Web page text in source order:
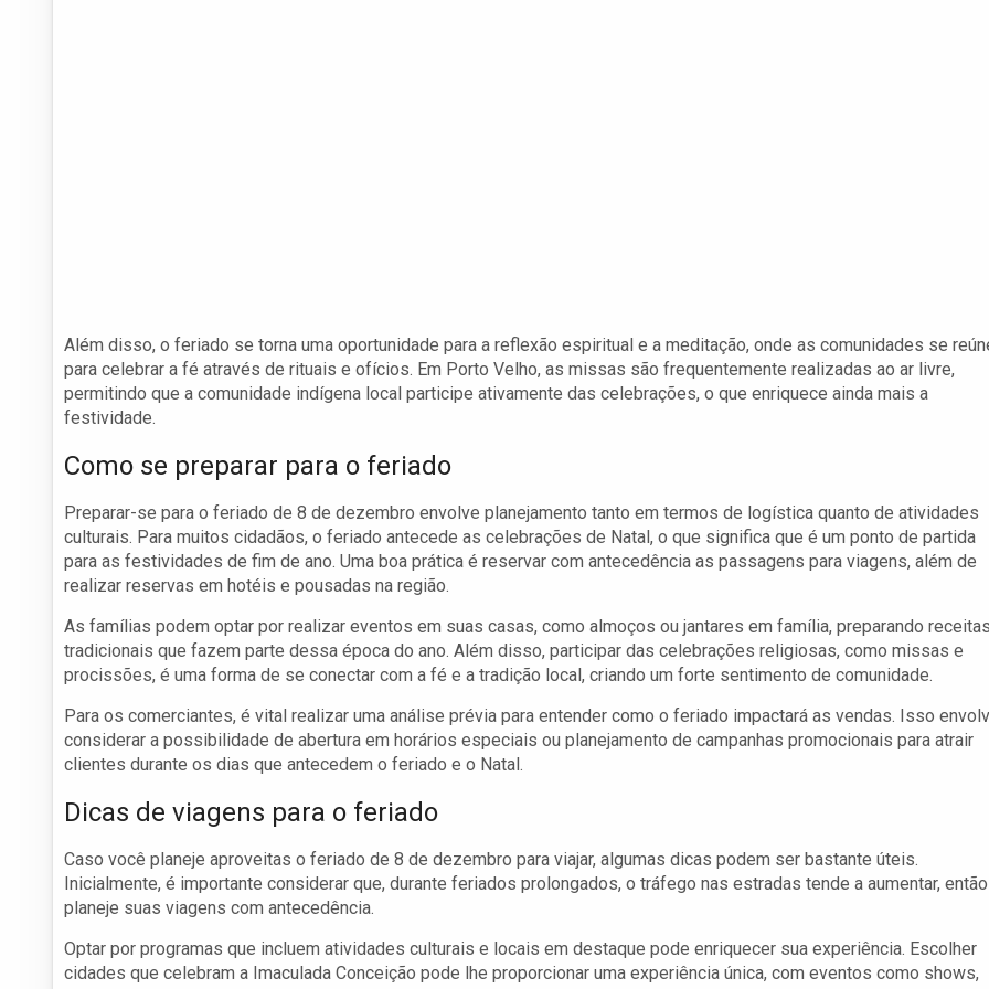
Além disso, o feriado se torna uma oportunidade para a reflexão espiritual e a meditação, onde as comunidades se
para celebrar a fé através de rituais e ofícios. Em Porto Velho, as missas são frequentemente realizadas ao ar livre,
permitindo que a comunidade indígena local participe ativamente das celebrações, o que enriquece ainda mais a
festividade.
Como se preparar para o feriado
Preparar-se para o feriado de 8 de dezembro envolve planejamento tanto em termos de logística quanto de atividades
culturais. Para muitos cidadãos, o feriado antecede as celebrações de Natal, o que significa que é um ponto de partida
para as festividades de fim de ano. Uma boa prática é reservar com antecedência as passagens para viagens, além de
realizar reservas em hotéis e pousadas na região.
As famílias podem optar por realizar eventos em suas casas, como almoços ou jantares em família, preparando
tradicionais que fazem parte dessa época do ano. Além disso, participar das celebrações religiosas, como missas e
procissões, é uma forma de se conectar com a fé e a tradição local, criando um forte sentimento de comunidade.
Para os comerciantes, é vital realizar uma análise prévia para entender como o feriado impactará as vendas. Isso
considerar a possibilidade de abertura em horários especiais ou planejamento de campanhas promocionais para atrair
clientes durante os dias que antecedem o feriado e o Natal.
Dicas de viagens para o feriado
Caso você planeje aproveitas o feriado de 8 de dezembro para viajar, algumas dicas podem ser bastante úteis.
Inicialmente, é importante considerar que, durante feriados prolongados, o tráfego nas estradas tende a aumentar, então
planeje suas viagens com antecedência.
Optar por programas que incluem atividades culturais e locais em destaque pode enriquecer sua experiência. Escolher
cidades que celebram a Imaculada Conceição pode lhe proporcionar uma experiência única, com eventos como shows,